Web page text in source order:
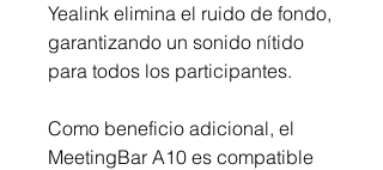
Yealink elimina el ruido de fondo,
garantizando un sonido nítido
para todos los participantes.
Como beneficio adicional, el
MeetingBar A10 es compatible